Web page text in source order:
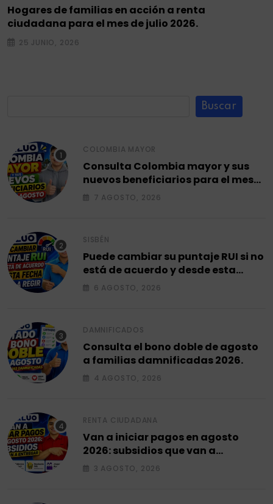
Hogares de familias en acción a renta
ciudadana para el mes de julio 2026.
25 JUNIO, 2026
Buscar
COLOMBIA MAYOR
Consulta Colombia mayor y sus
nuevos beneficiarios para el mes
de agosto 2026.
7 AGOSTO, 2026
SISBÉN
Puede cambiar su puntaje RUI si no
está de acuerdo y desde esta
fecha empieza a regir en el 2026.
6 AGOSTO, 2026
DAMNIFICADOS
Consulta el bono doble de agosto
a familias damnificadas 2026.
4 AGOSTO, 2026
RENTA CIUDADANA
Van a iniciar pagos en agosto
2026: subsidios que van a
entregar.
3 AGOSTO, 2026